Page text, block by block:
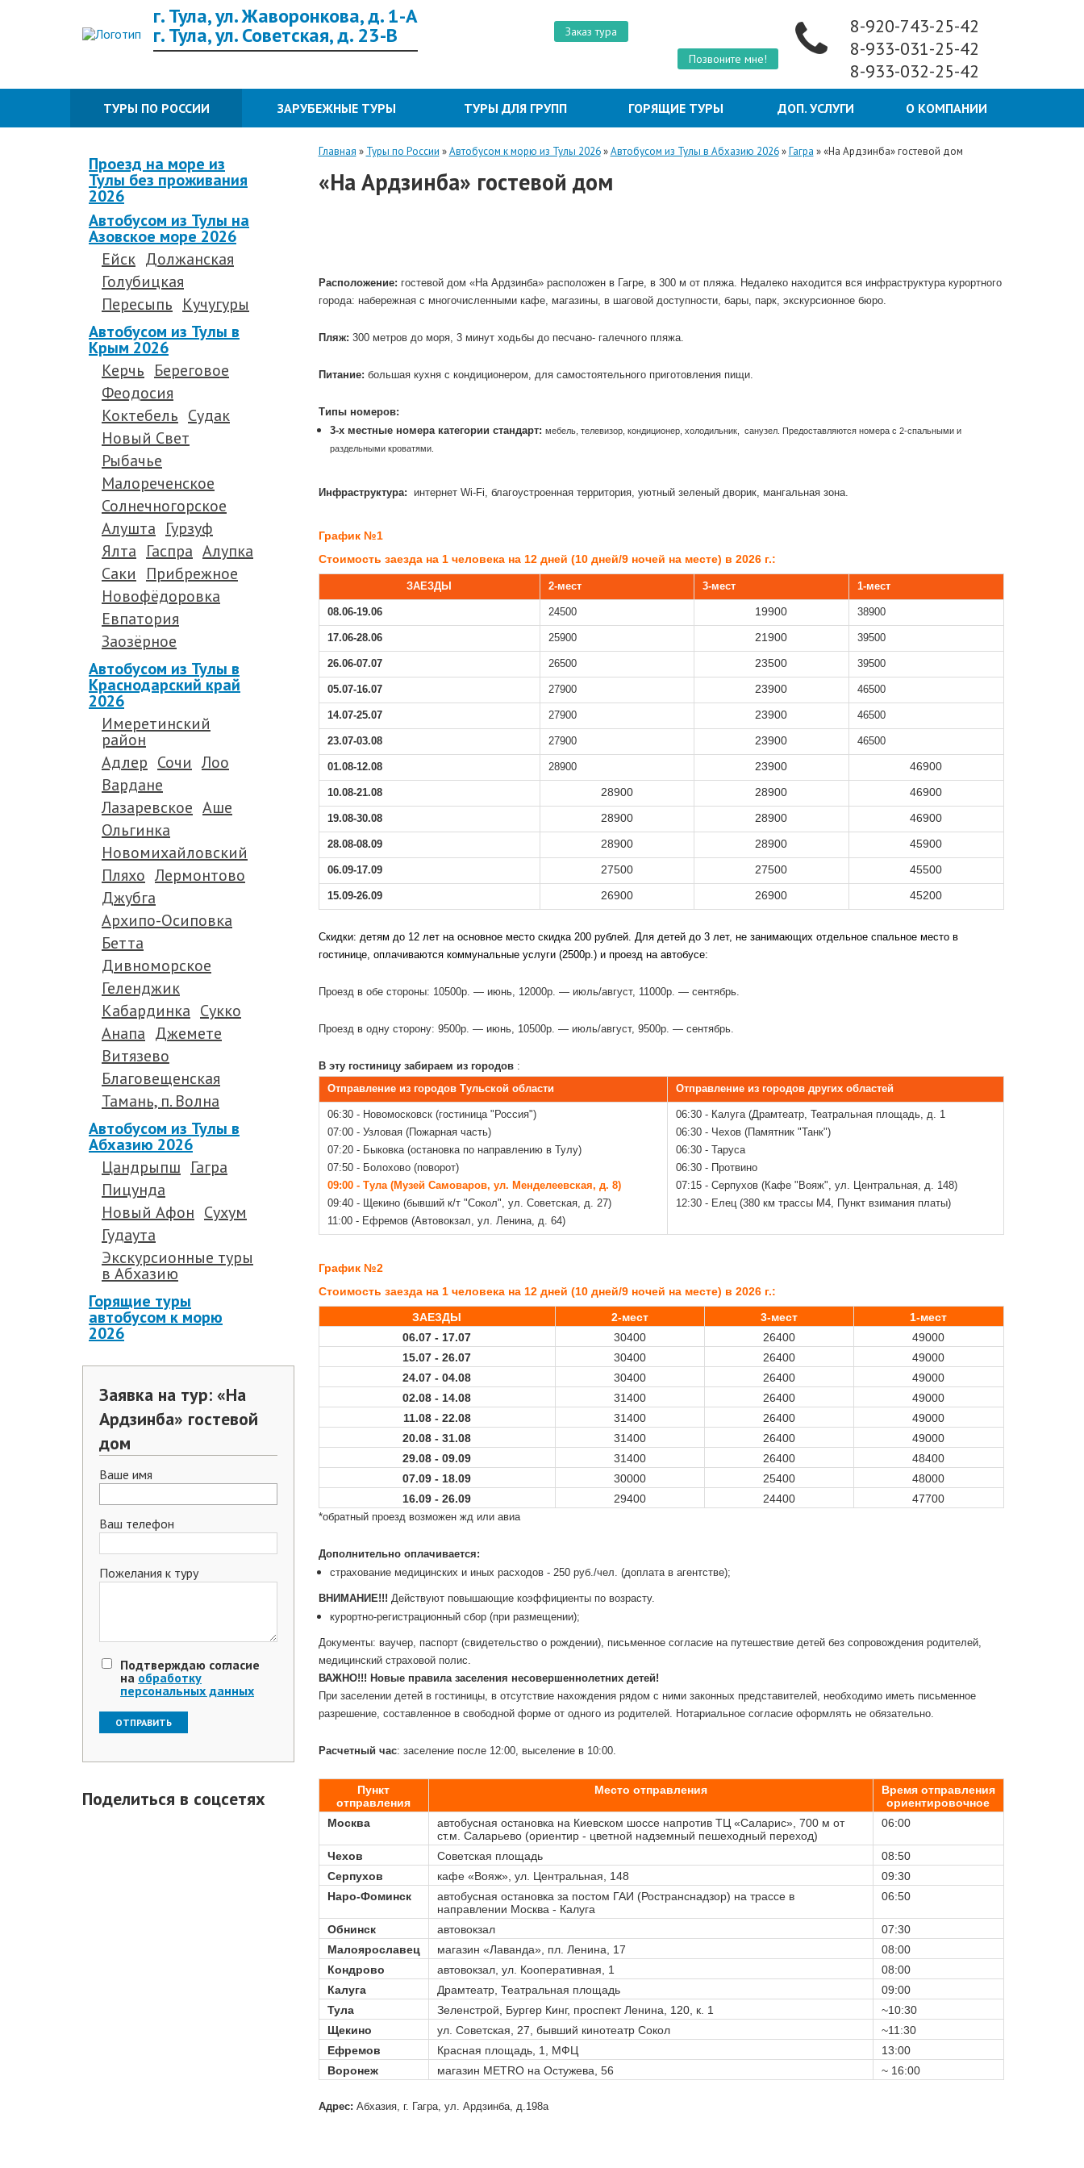
г. Тула, ул. Жаворонкова, д. 1-А
г. Тула, ул. Советская, д. 23-В
Заказ тура
Позвоните мне!
8-920-743-25-42
8-933-031-25-42
8-933-032-25-42
ТУРЫ ПО РОССИИ ЗАРУБЕЖНЫЕ ТУРЫ ТУРЫ ДЛЯ ГРУПП ГОРЯЩИЕ ТУРЫ ДОП. УСЛУГИ О КОМПАНИИ
Проезд на море из
Тулы без проживания
2026
Автобусом из Тулы на
Азовское море 2026
Ейск Должанская
Голубицкая
Пересыпь Кучугуры
Автобусом из Тулы в
Крым 2026
Керчь Береговое
Феодосия
Коктебель Судак
Новый Свет
Рыбачье
Малореченское
Солнечногорское
Алушта Гурзуф
Ялта Гаспра Алупка
Саки
Прибрежное
Новофёдоровка
Евпатория
Заозёрное
Автобусом из Тулы в
Краснодарский край
2026
Имеретинский
район
Адлер Сочи Лоо
Вардане
Лазаревское Аше
Ольгинка
Новомихайловский
Пляхо Лермонтово
Джубга
Архипо-Осиповка
Бетта
Дивноморское
Геленджик
Кабардинка Сукко
Анапа Джемете
Витязево
Благовещенская
Тамань, п. Волна
Автобусом из Тулы в
Абхазию 2026
Цандрыпш Гагра
Пицунда
Новый Афон Сухум
Гудаута
Экскурсионные туры
в Абхазию
Горящие туры
автобусом к морю
2026
Заявка на тур: «На
Ардзинба» гостевой
дом
Ваше имя
Ваш телефон
Пожелания к туру
Подтверждаю согласие
на обработку
персональных данных
Поделиться в соцсетях
Главная » Туры по России »Автобусом к морю из Тулы 2026»Автобусом из Тулы в Абхазию 2026»Гагра »«На Ардзинба» гостевой дом
«На Ардзинба» гостевой дом
Расположение: гостевой дом «На Ардзинба» расположен в Гагре, в 300 м от пляжа. Недалеко находится вся инфраструктура курортного
города: набережная с многочисленными кафе, магазины, в шаговой доступности, бары, парк, экскурсионное бюро.
Пляж: 300 метров до моря, 3 минут ходьбы до песчано- галечного пляжа.
Питание: большая кухня с кондиционером, для самостоятельного приготовления пищи.
Типы номеров:
3-х местные номера категории стандарт: мебель, телевизор, кондиционер, холодильник, санузел. Предоставляются номера с 2-спальными и
раздельными кроватями.
Инфраструктура:
интернет Wi-Fi, благоустроенная территория, уютный зеленый дворик, мангальная зона.
График №1
Стоимость заезда на 1 человека на 12 дней (10 дней/9 ночей на месте) в 2026 г.:
ЗАЕЗДЫ 2-мест 3-мест 1-мест
08.06-19.06 24500 19900 38900
17.06-28.06 25900 21900 39500
26.06-07.07 26500 23500 39500
05.07-16.07 27900 23900 46500
14.07-25.07 27900 23900 46500
23.07-03.08 27900 23900 46500
01.08-12.08 28900 23900 46900
10.08-21.08 28900 28900 46900
19.08-30.08 28900 28900 46900
28.08-08.09 28900 28900 45900
06.09-17.09 27500 27500 45500
15.09-26.09 26900 26900 45200
Скидки: детям до 12 лет на основное место скидка 200 рублей. Для детей до 3 лет, не занимающих отдельное спальное место в
гостинице, оплачиваются коммунальные услуги (2500р.) и проезд на автобусе:
Проезд в обе стороны: 10500р. — июнь, 12000р. — июль/август, 11000р. — сентябрь.
Проезд в одну сторону: 9500р. — июнь, 10500р. — июль/август, 9500р. — сентябрь.
В эту гостиницу забираем из городов:
Отправление из городов Тульской области
Отправление из городов других областей
06:30 - Новомосковск (гостиница "Россия")
07:00 - Узловая (Пожарная часть)
07:20 - Быковка (остановка по направлению в Тулу)
07:50 - Болохово (поворот)
09:00 - Тула (Музей Самоваров, ул. Менделеевская, д. 8)
09:40 - Щекино (бывший к/т "Сокол", ул. Советская, д. 27)
11:00 - Ефремов (Автовокзал, ул. Ленина, д. 64)
06:30 - Калуга (Драмтеатр, Театральная площадь, д. 1
06:30 - Чехов (Памятник "Танк")
06:30 - Таруса
06:30 - Протвино
07:15 - Серпухов (Кафе "Вояж", ул. Центральная, д. 148)
12:30 - Елец (380 км трассы М4, Пункт взимания платы)
График №2
Стоимость заезда на 1 человека на 12 дней (10 дней/9 ночей на месте) в 2026 г.:
ЗАЕЗДЫ
2-мест 3-мест
1-мест
06.07 - 17.07
30400 26400
49000
15.07 - 26.07
30400 26400
49000
24.07 - 04.08
30400 26400
49000
02.08 - 14.08
31400 26400
49000
11.08 - 22.08
31400 26400
49000
20.08 - 31.08
31400 26400
49000
29.08 - 09.09
31400 26400
48400
07.09 - 18.09
30000 25400
48000
16.09 - 26.09
29400 24400 47700
*обратный проезд возможен жд или авиа
Дополнительно оплачивается:
страхование медицинских и иных расходов - 250 руб./чел. (доплата в агентстве);
ВНИМАНИЕ!!! Действуют повышающие коэффициенты по возрасту.
курортно-регистрационный сбор (при размещении);
Документы: ваучер, паспорт (свидетельство о рождении), письменное согласие на путешествие детей без сопровождения родителей,
медицинский страховой полис.
ВАЖНО!!! Новые правила заселения несовершеннолетних детей!
При заселении детей в гостиницы, в отсутствие нахождения рядом с ними законных представителей, необходимо иметь письменное
разрешение, составленное в свободной форме от одного из родителей. Нотариальное согласие оформлять не обязательно.
Расчетный час: заселение после 12:00, выселение в 10:00.
Пункт
отправления
Место отправления
Время отправления
ориентировочное
Москва
автобусная остановка на Киевском шоссе напротив ТЦ «Саларис», 700 м от
ст.м. Саларьево (ориентир - цветной надземный пешеходный переход)
06:00
Чехов Советская площадь
08:50
Серпухов
кафе «Вояж», ул. Центральная, 148
09:30
Наро-Фоминск
автобусная остановка за постом ГАИ (Ространснадзор) на трассе в
направлении Москва - Калуга
06:50
Обнинск автовокзал
07:30
Малоярославец
магазин «Лаванда», пл. Ленина, 17
08:00
Кондрово
автовокзал, ул. Кооперативная, 1
08:00
Калуга
Драмтеатр, Театральная площадь
09:00
Тула
Зеленстрой, Бургер Кинг, проспект Ленина, 120, к. 1
~10:30
Щекино
ул. Советская, 27, бывший кинотеатр Сокол
~11:30
Ефремов
Красная площадь, 1, МФЦ
13:00
Воронеж
магазин METRO на Остужева, 56 ~ 16:00
Адрес: Абхазия, г. Гагра, ул. Ардзинба, д.198а